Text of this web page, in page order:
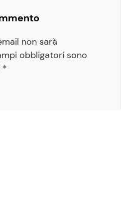
non sarà
obbligatori sono
*